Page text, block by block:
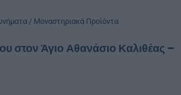
/ Μοναστηριακά Προϊόντα
στον Άγιο Αθανάσιο Καλιθέας –